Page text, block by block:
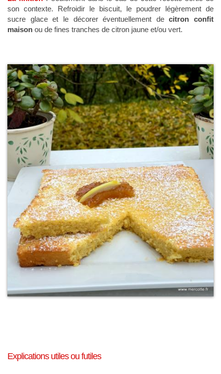
son contexte. Refroidir le biscuit, le poudrer légèrement de
sucre glace et le décorer éventuellement decitron confit
maison ou de fines tranches de citron jaune et/ou vert.
Explications utiles ou futiles